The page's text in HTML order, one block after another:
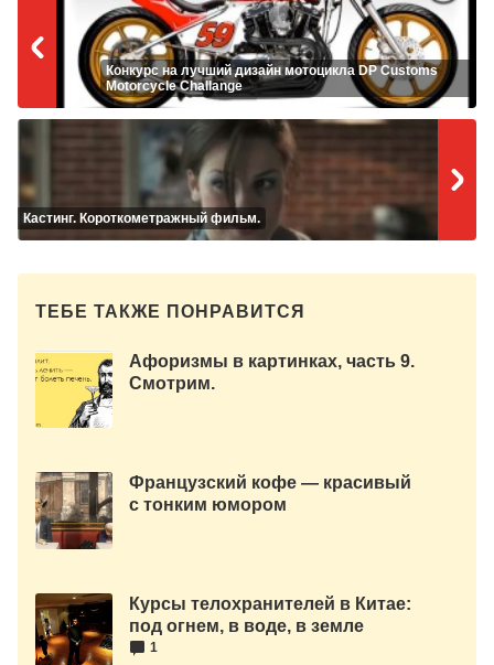
Конкурс на лучший дизайн мотоцикла DP Customs
Motorcycle Challange
Кастинг. Короткометражный фильм.
ТЕБЕ ТАКЖЕ ПОНРАВИТСЯ
Афоризмы в картинках, часть 9.
Смотрим.
Французский кофе — красивый
с тонким юмором
Курсы телохранителей в Китае:
под огнем, в воде, в земле
1